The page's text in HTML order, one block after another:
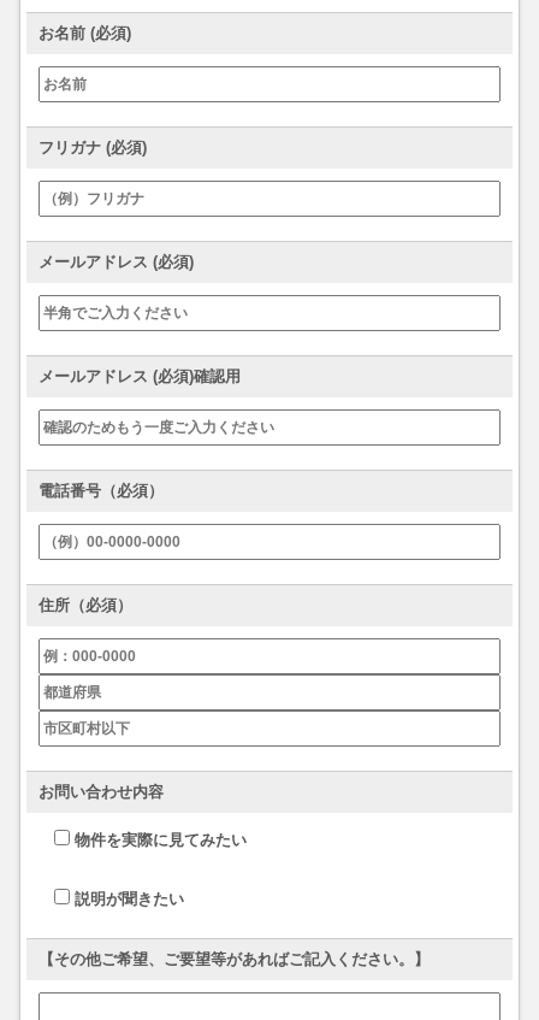
お名前 (必須)
フリガナ (必須)
メールアドレス (必須)
メールアドレス (必須)確認用
電話番号（必須）
住所（必須）
お問い合わせ内容
物件を実際に見てみたい
説明が聞きたい
【その他ご希望、ご要望等があればご記入ください。】